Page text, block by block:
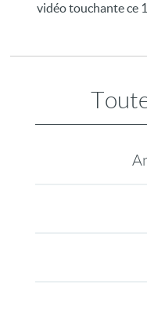
vidéo touchante ce